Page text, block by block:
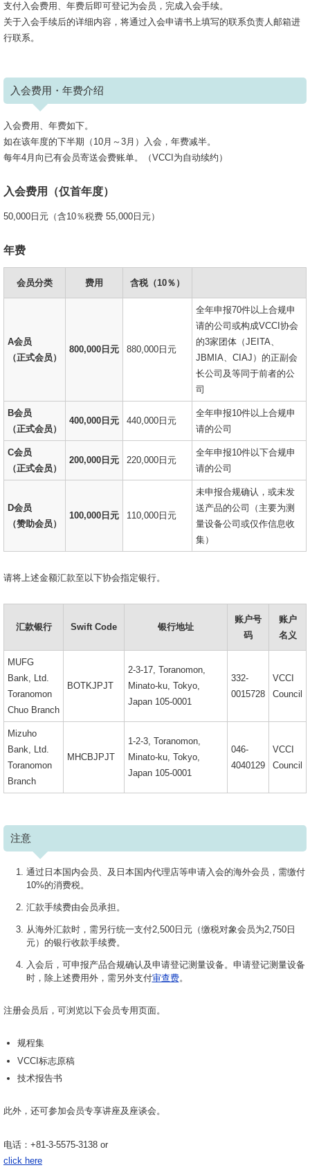
支付入会费用、年费后即可登记为会员，完成入会手续。
关于入会手续后的详细内容，将通过入会申请书上填写的联系负责人邮箱进
行联系。
入会费用・年费介绍
入会费用、年费如下。
如在该年度的下半期（10月～3月）入会，年费减半。
每年4月向已有会员寄送会费账单。（VCCI为自动续约）
入会费用（仅首年度）
50,000日元（含10％税费 55,000日元）
年费
会员分类 费用 含税（10％）
A会员
（正式会员）
800,000日元 880,000日元
全年申报70件以上合规申
请的公司或构成VCCI协会
的3家团体（JEITA、
JBMIA、CIAJ）的正副会
长公司及等同于前者的公
司
B会员
（正式会员）
400,000日元 440,000日元
全年申报10件以上合规申
请的公司
C会员
（正式会员）
200,000日元 220,000日元
全年申报10件以下合规申
请的公司
D会员
（赞助会员）
100,000日元 110,000日元
未申报合规确认，或未发
送产品的公司（主要为测
量设备公司或仅作信息收
集）
请将上述金额汇款至以下协会指定银行。
汇款银行 Swift Code 银行地址
账户号
码
账户
名义
MUFG
Bank, Ltd.
Toranomon
Chuo Branch
BOTKJPJT
2-3-17, Toranomon,
Minato-ku, Tokyo,
Japan 105-0001
332-
0015728
VCCI
Council
Mizuho
Bank, Ltd.
Toranomon
Branch
MHCBJPJT
1-2-3, Toranomon,
Minato-ku, Tokyo,
Japan 105-0001
046-
4040129
VCCI
Council
注意
通过日本国内会员、及日本国内代理店等申请入会的海外会员，需缴付
10%的消费税。
汇款手续费由会员承担。
从海外汇款时，需另行统一支付2,500日元（缴税对象会员为2,750日
元）的银行收款手续费。
入会后，可申报产品合规确认及申请登记测量设备。申请登记测量设备
时，除上述费用外，需另外支付审查费。
注册会员后，可浏览以下会员专用页面。
规程集
VCCI标志原稿
技术报告书
此外，还可参加会员专享讲座及座谈会。
电话：+81-3-5575-3138 or
click here